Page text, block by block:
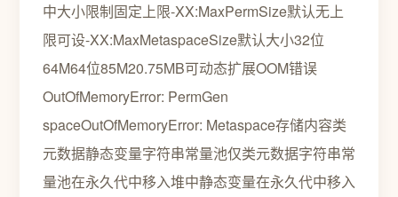
中大小限制固定上限-XX:MaxPermSize默认无上
限可设-XX:MaxMetaspaceSize默认大小32位
64M64位85M20.75MB可动态扩展OOM错误
OutOfMemoryError: PermGen
spaceOutOfMemoryError: Metaspace存储内容类
元数据静态变量字符串常量池仅类元数据字符串常
量池在永久代中移入堆中静态变量在永久代中移入